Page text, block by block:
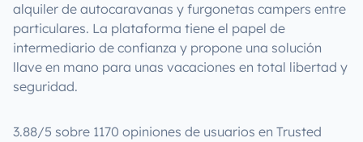
alquiler de autocaravanas y furgonetas campers entre
particulares. La plataforma tiene el papel de
intermediario de confianza y propone una solución
llave en mano para unas vacaciones en total libertad y
seguridad.
3.88/5 sobre 1170 opiniones de usuarios en Trusted